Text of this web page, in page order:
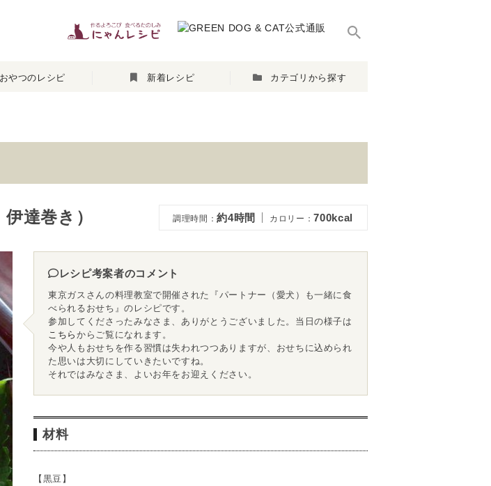
おやつのレシピ 新着レシピ カテゴリから探す
達巻き） 調理時間：約4時間 カロリー： 700kcal
レシピ考案者のコメント
東京ガスさんの料理教室で開催された『パートナー（愛犬）も一緒に食
べられるおせち』のレシピです。
参加してくださったみなさま、ありがとうございました。当日の様子は
こちら からご覧になれます。
今や人もおせちを作る習慣は失われつつありますが、おせちに込められ
た思いは大切にしていきたいですね。
それではみなさま、よいお年をお迎えください。
材料
【黒豆】